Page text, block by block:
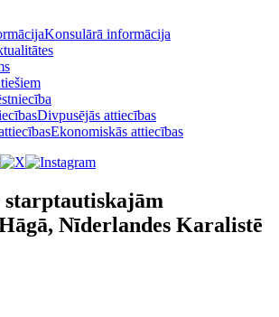
Konsulārā informācija
Divpusējās attiecības
Ekonomiskās attiecības
starptautiskajām
Nīderlandes Karalistē